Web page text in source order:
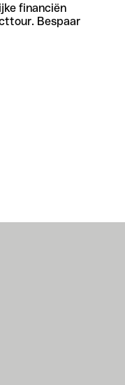
financiën
Bespaar